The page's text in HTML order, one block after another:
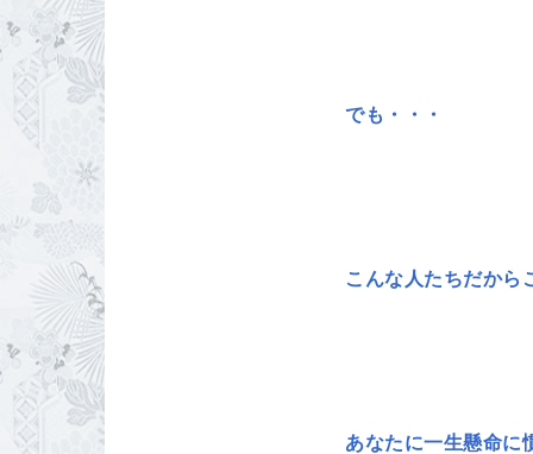
でも・・・
こんな人たちだから
あなたに一生懸命に